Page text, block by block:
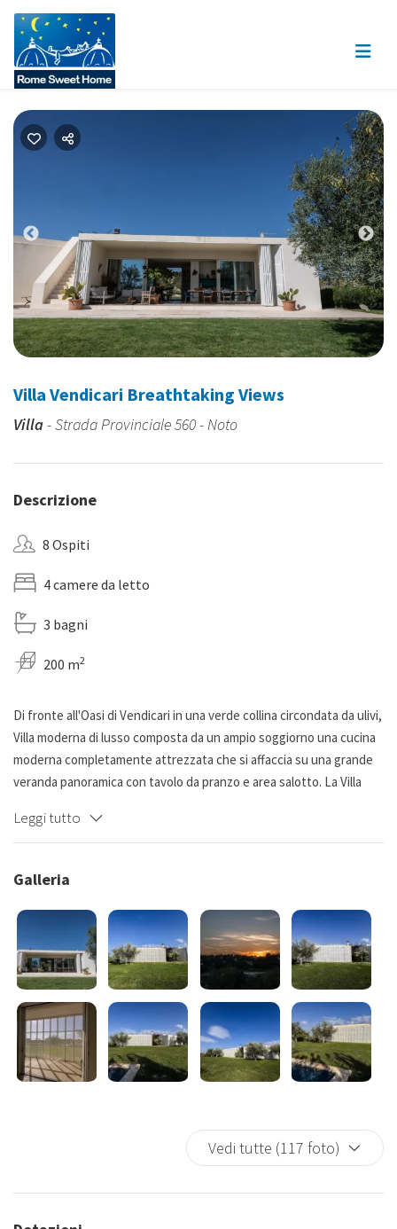
Previous
Villa Vendicari Breathtaking Views
Villa- Strada Provinciale 560 - Noto
Descrizione
8 Ospiti
4 camere da letto
3 bagni
200 m2
Di fronte all'Oasi di Vendicari in una verde collina circondata da ulivi,
Villa moderna di lusso composta da un ampio soggiorno una cucina
moderna completamente attrezzata che si affaccia su una grande
veranda panoramica con tavolo da pranzo e area salotto. La Villa
uno con vasca e doccia. Inoltre c'è una terrazza al piano superiore
con vista mozzafiato a 360 °. Grande barbecue con tavolo esterno
per 12 persone. Ampio giardino con piscina..In giradino c'è un
angolo cottura bagno con doccia ed ampia veranda esterna. La casa
è super silenziosa e ha una vista meravigliosa. 10 minuti a piedi dalla
spiaggia di Vendicari. 10 km da Noto.
Leggi tutto
Galleria
Vedi tutte (117 foto)